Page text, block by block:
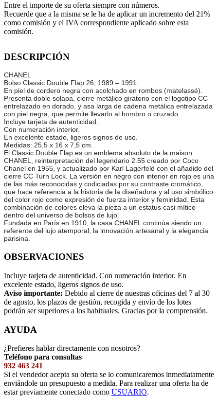
Entre el importe de su oferta siempre con números.
Recuerde que a la misma se le ha de aplicar un incremento del 21%
como comisión y el IVA correspondiente aplicado sobre esta
comisión.
DESCRIPCIÓN
CHANEL
Bolso Classic Double Flap 26, 1989 – 1991.
En piel de cordero negra con acolchado en rombos (matelassé).
Presenta doble solapa, cierre metálico giratorio con el logotipo CC
entrelazado en dorado, y asa larga de cadena metálica entrelazada
con piel negra, que permite llevarlo al hombro o cruzado.
Incluye tarjeta de autenticidad.
Con numeración interior.
En excelente estado, ligeros signos de uso.
Medidas: 25,5 x 16 x 7,5 cm.
El Classic Double Flap es un emblema absoluto de la maison
CHANEL, reinterpretación del legendario 2.55 creado por Coco
Chanel en 1955, y actualizado por Karl Lagerfeld con el añadido del
cierre CC Turn Lock. La versión en negro con interior en rojo es una
de las más reconocidas y codiciadas por su contraste cromático,
que hace referencia a la historia de la diseñadora y al uso simbólico
del color rojo como expresión de fuerza interior y feminidad. Esta
combinación de colores eleva la pieza a un estatus casi mítico
dentro del universo de bolsos de lujo.
Fundada en París en 1910, la casa CHANEL continúa siendo un
referente del lujo atemporal, la innovación artesanal y la elegancia
parisina.
OBSERVACIONES
Incluye tarjeta de autenticidad. Con numeración interior. En
excelente estado, ligeros signos de uso.
Aviso importante: Debido al cierre de nuestras oficinas del 7 al 30
de agosto, los plazos de gestión, recogida y envío de los lotes
podrán ser superiores a los habituales. Gracias por la comprensión.
AYUDA
¿Prefieres hablar directamente con nosotros?
Teléfono para consultas
932 463 241
Si el vendedor acepta su oferta se lo comunicaremos inmediatamente
enviándole un presupuesto a medida. Para realizar una oferta ha de
estar previamente conectado como USUARIO.